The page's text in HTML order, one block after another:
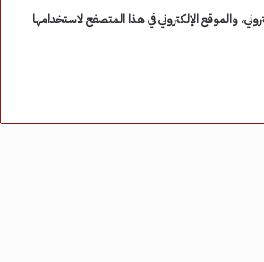
والموقع الإلكتروني في هذا المتصفح لاستخدامها